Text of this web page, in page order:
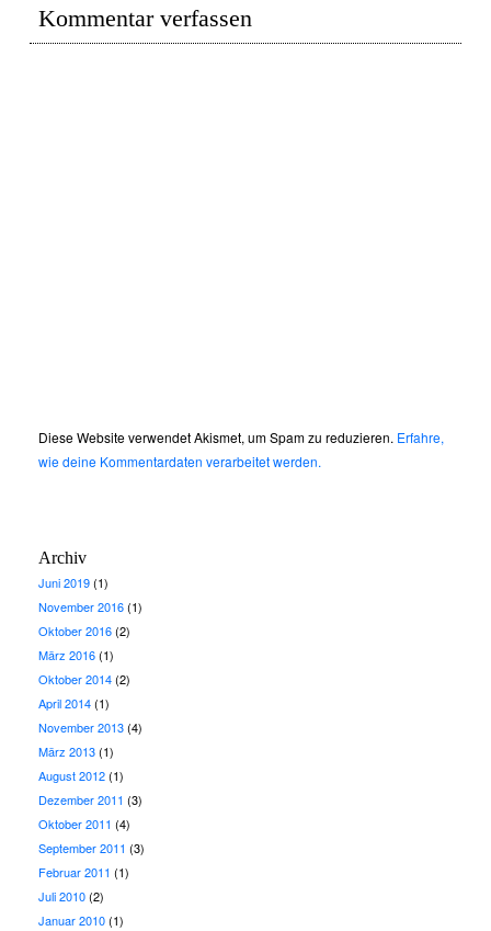
Kommentar verfassen
Diese Website verwendet Akismet, um Spam zu reduzieren. Erfahre,
wie deine Kommentardaten verarbeitet werden.
Archiv
Juni 2019(1)
November 2016(1)
Oktober 2016(2)
März 2016(1)
Oktober 2014(2)
April 2014(1)
November 2013(4)
März 2013(1)
August 2012(1)
Dezember 2011 (3)
Oktober 2011 (4)
September 2011 (3)
Februar 2011 (1)
Juli 2010(2)
Januar 2010(1)